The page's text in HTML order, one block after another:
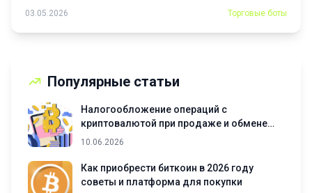
03.05.2026 Торговые боты
Популярные статьи
Налогообложение операций с
криптовалютой при продаже и обмене
активов
10.06.2026
Как приобрести биткоин в 2026 году
советы и платформа для покупки